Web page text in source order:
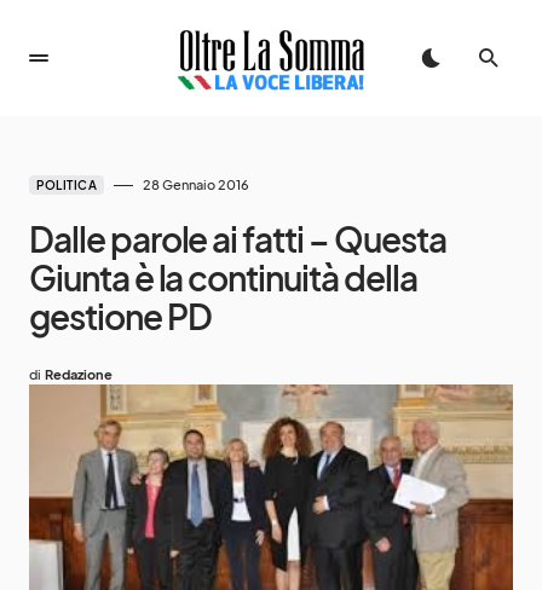
POLITICA 28 Gennaio 2016
Dalle parole ai fatti – Questa
Giunta è la continuità della
gestione PD
di Redazione